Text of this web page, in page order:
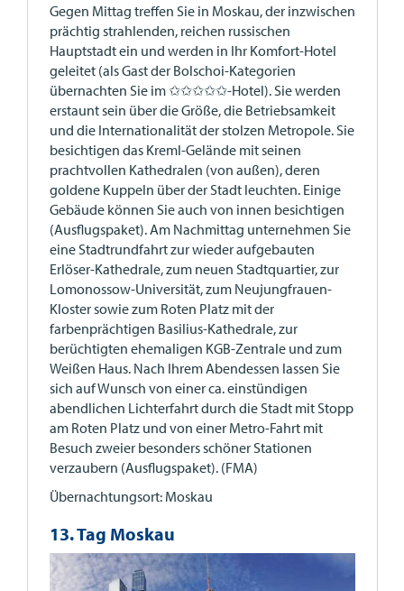
Gegen Mittag treffen Sie in Moskau, der inzwischen
prächtig strahlenden, reichen russischen
Hauptstadt ein und werden in Ihr Komfort-Hotel
geleitet (als Gast der Bolschoi-Kategorien
übernachten Sie im ✩✩✩✩✩-Hotel). Sie werden
erstaunt sein über die Größe, die Betriebsamkeit
und die Internationalität der stolzen Metropole. Sie
besichtigen das Kreml-Gelände mit seinen
prachtvollen Kathedralen (von außen), deren
goldene Kuppeln über der Stadt leuchten. Einige
Gebäude können Sie auch von innen besichtigen
(Ausflugspaket). Am Nachmittag unternehmen Sie
eine Stadtrundfahrt zur wieder aufgebauten
Erlöser-Kathedrale, zum neuen Stadtquartier, zur
Lomonossow-Universität, zum Neujungfrauen-
Kloster sowie zum Roten Platz mit der
farbenprächtigen Basilius-Kathedrale, zur
berüchtigten ehemaligen KGB-Zentrale und zum
Weißen Haus. Nach Ihrem Abendessen lassen Sie
sich auf Wunsch von einer ca. einstündigen
abendlichen Lichterfahrt durch die Stadt mit Stopp
am Roten Platz und von einer Metro-Fahrt mit
Besuch zweier besonders schöner Stationen
verzaubern (Ausflugspaket). (FMA)
Übernachtungsort: Moskau
13. Tag Moskau